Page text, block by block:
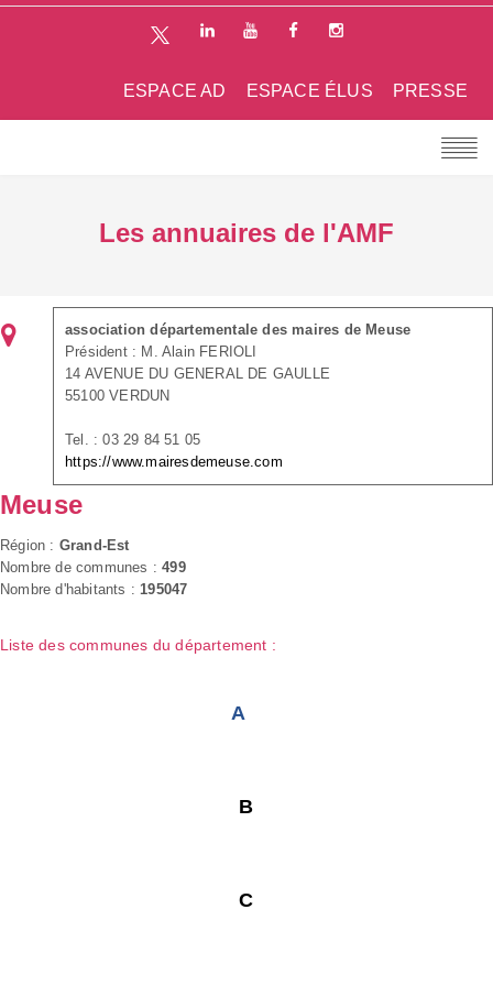
PRESSE
ESPACE ÉLUS
ESPACE AD
Les annuaires de l'AMF
association départementale des maires de Meuse
Président : M. Alain FERIOLI
14 AVENUE DU GENERAL DE GAULLE
55100 VERDUN
Tel. : 03 29 84 51 05
https://www.mairesdemeuse.com
Meuse
Région : Grand-Est
Nombre de communes :499
Nombre d'habitants : 195047
Liste des communes du département :
A
B
C